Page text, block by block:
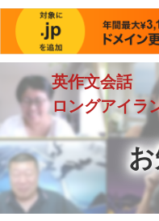
英作文会話
ロングアイラ